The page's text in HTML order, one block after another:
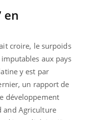
en
croire, le surpoids
aux pays
y est par
un rapport de
développement
and Agriculture